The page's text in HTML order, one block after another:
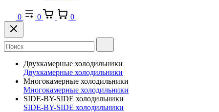
0 0 0
Двухкамерные холодильники
Двухкамерные холодильники
Многокамерные холодильники
Многокамерные холодильники
SIDE-BY-SIDE холодильники
SIDE-BY-SIDE холодильники